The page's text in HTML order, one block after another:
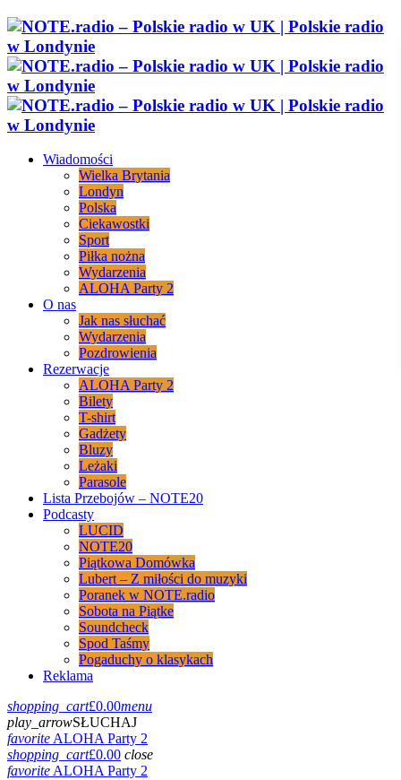
Wiadomości
Wielka Brytania
Londyn
Polska
Ciekawostki
Sport
Piłka nożna
Wydarzenia
ALOHA Party 2
O nas
Jak nas słuchać
Wydarzenia
Pozdrowienia
Rezerwacje
ALOHA Party 2
Bilety
T-shirt
Gadżety
Bluzy
Leżaki
Parasole
Lista Przebojów – NOTE20
Podcasty
LUCID
NOTE20
Piątkowa Domówka
Lubert – Z miłości do muzyki
Poranek w NOTE.radio
Sobota na Piątke
Soundcheck
Spod Taśmy
Pogaduchy o klasykach
Reklama
shopping_cart£0.00menu
play_arrowSŁUCHAJ
favoriteALOHA Party 2
shopping_cart£0.00 close
favoriteALOHA Party 2